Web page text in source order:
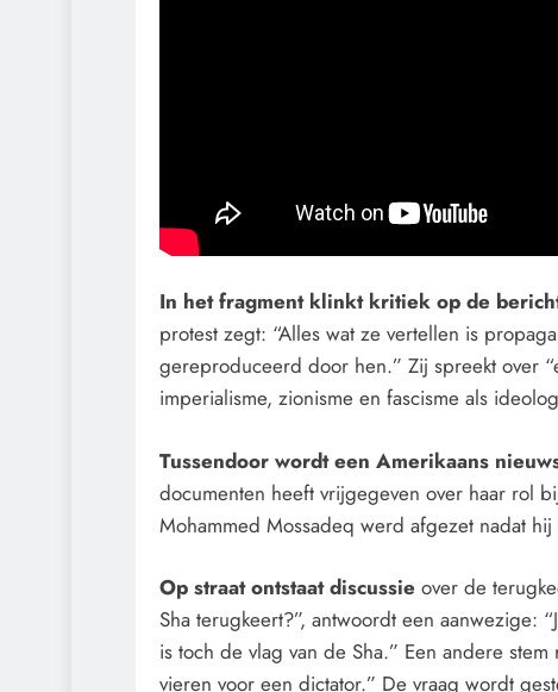
In het fragment klinkt kritiek op de
protest zegt: “Alles wat ze vertellen is
gereproduceerd door hen.” Zij spreekt over
imperialisme, zionisme en fascisme als
Tussendoor wordt een Amerikaans
documenten heeft vrijgegeven over haar rol
Mohammed Mossadeq werd afgezet nadat
Op straat ontstaat discussie over de
Sha terugkeert?”, antwoordt een aanwezige:
is toch de vlag van de Sha.” Een andere
vieren voor een dictator.” De vraag wordt